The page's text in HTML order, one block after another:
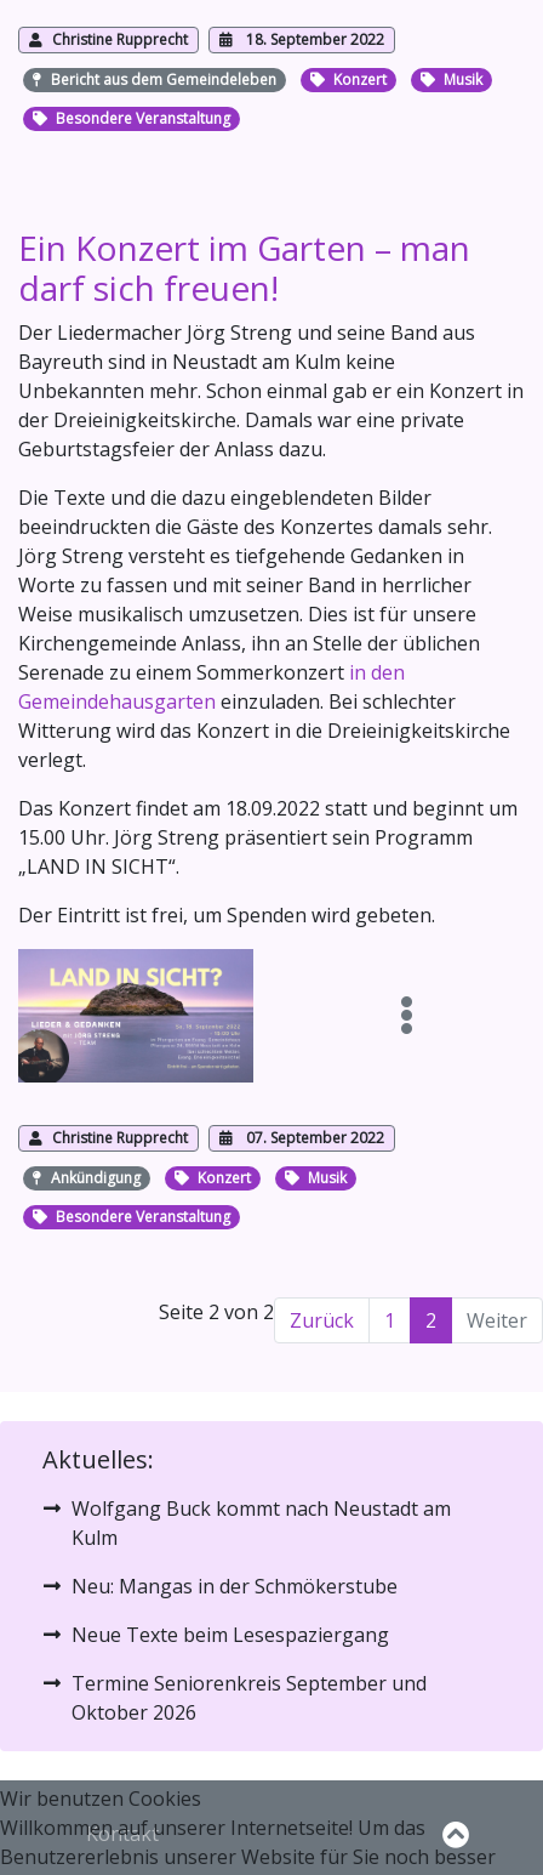
Christine Rupprecht
18. September 2022
Bericht aus dem Gemeindeleben
Konzert
Musik
Besondere Veranstaltung
Ein Konzert im Garten – man
darf sich freuen!
Der Liedermacher Jörg Streng und seine Band aus
Bayreuth sind in Neustadt am Kulm keine
Unbekannten mehr. Schon einmal gab er ein Konzert in
der Dreieinigkeitskirche. Damals war eine private
Geburtstagsfeier der Anlass dazu.
Die Texte und die dazu eingeblendeten Bilder
beeindruckten die Gäste des Konzertes damals sehr.
Jörg Streng versteht es tiefgehende Gedanken in
Worte zu fassen und mit seiner Band in herrlicher
Weise musikalisch umzusetzen. Dies ist für unsere
Kirchengemeinde Anlass, ihn an Stelle der üblichen
Serenade zu einem Sommerkonzert in den
Gemeindehausgarten einzuladen. Bei schlechter
Witterung wird das Konzert in die Dreieinigkeitskirche
verlegt.
Das Konzert findet am 18.09.2022 statt und beginnt um
15.00 Uhr. Jörg Streng präsentiert sein Programm
„LAND IN SICHT“.
Der Eintritt ist frei, um Spenden wird gebeten.
Christine Rupprecht
07. September 2022
Ankündigung
Konzert
Musik
Besondere Veranstaltung
Seite 2 von 2 Zurück 1 2 Weiter
Aktuelles:
Wolfgang Buck kommt nach Neustadt am
Kulm
Neu: Mangas in der Schmökerstube
Neue Texte beim Lesespaziergang
Termine Seniorenkreis September und
Oktober 2026
Kontakt
Wir benutzen Cookies
Willkommen auf unserer Internetseite! Um das
Benutzererlebnis unserer Website für Sie noch besser